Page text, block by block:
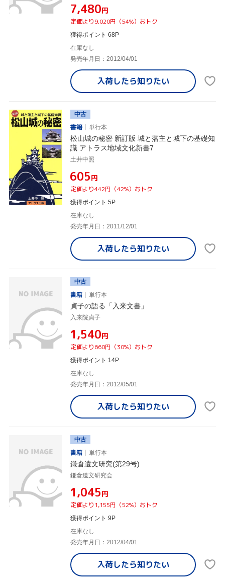
¥7,480円
定価より9,020円（54%）おトク
獲得ポイント 68P
在庫なし
発売年月日：2012/04/01
入荷したら知りたい
中古
書籍
単行本
松山城の秘密 新訂版 城と藩主と城下の基礎知
識 アトラス地域文化新書7
土井中照
¥605円
定価より442円（42%）おトク
獲得ポイント 5P
在庫なし
発売年月日：2011/12/01
入荷したら知りたい
中古
書籍
単行本
貞子の語る「入来文書」
入来院貞子
¥1,540円
定価より660円（30%）おトク
獲得ポイント 14P
在庫なし
発売年月日：2012/05/01
入荷したら知りたい
中古
書籍
単行本
鎌倉遺文研究(第29号)
鎌倉遺文研究会
¥1,045円
定価より1,155円（52%）おトク
獲得ポイント 9P
在庫なし
発売年月日：2012/04/01
入荷したら知りたい